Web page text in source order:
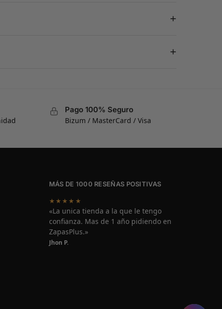
+
+
Pago 100% Seguro
Bizum / MasterCard / Visa
MÁS DE 1000 RESEÑAS POSITIVAS
★★★★★
«La unica tienda a la que le tengo
confianza. Mas de 1 año pidiendo en
ZapasPlus.»
Jhon P.